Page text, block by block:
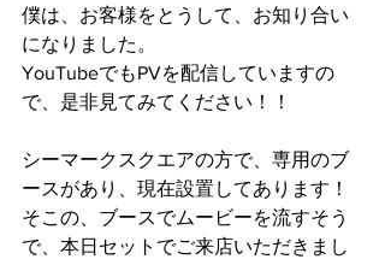
僕は、お客様をとうして、お知り合い
になりました。
YouTubeでもPVを配信していますの
で、是非見てみてください！！
シーマークスクエアの方で、専用のブ
ースがあり、現在設置してあります！
そこの、ブースでムービーを流すそう
で、本日セットでご来店いただきまし